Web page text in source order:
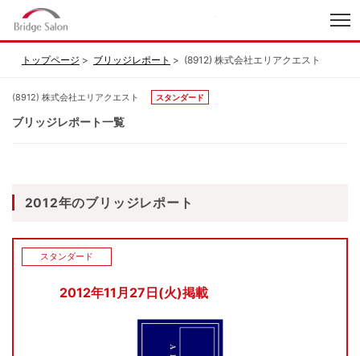
トップページ ブリッジレポート (8912) 株式会社エリアクエスト
(8912) 株式会社エリアクエスト スタンダード
ブリッジレポート一覧
2012年のブリッジレポート
2012年11月27日(火)掲載
スタンダード